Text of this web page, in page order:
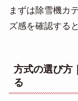
まずは除雪機カ
ズ感を確認する
方式の選び方
る